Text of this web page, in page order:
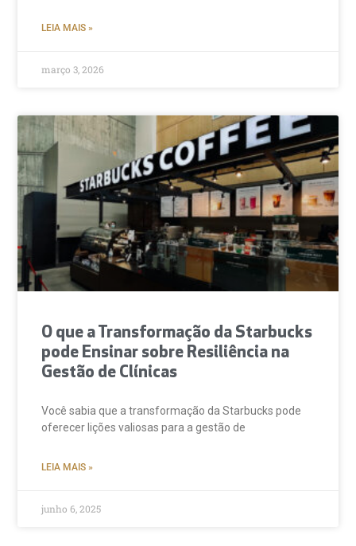
LEIA MAIS »
março 3, 2026
O que a Transformação da Starbucks
pode Ensinar sobre Resiliência na
Gestão de Clínicas
Você sabia que a transformação da Starbucks pode
oferecer lições valiosas para a gestão de
LEIA MAIS »
junho 6, 2025